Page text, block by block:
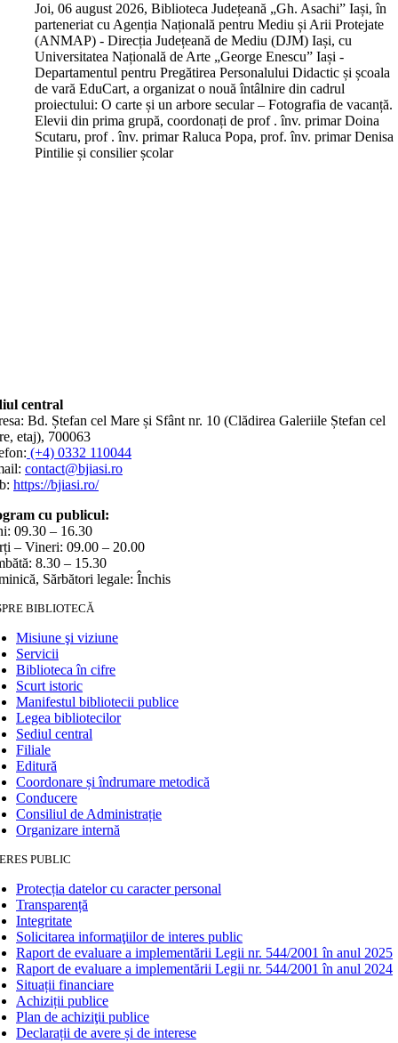
Joi, 06 august 2026, Biblioteca Județeană „Gh. Asachi” Iași, în
parteneriat cu Agenția Națională pentru Mediu și Arii Protejate
(ANMAP) - Direcția Județeană de Mediu (DJM) Iași, cu
Universitatea Națională de Arte „George Enescu” Iași -
Departamentul pentru Pregătirea Personalului Didactic și școala
de vară EduCart, a organizat o nouă întâlnire din cadrul
proiectului: O carte și un arbore secular – Fotografia de vacanță.
Elevii din prima grupă, coordonați de prof . înv. primar Doina
Scutaru, prof . înv. primar Raluca Popa, prof. înv. primar Denisa
Pintilie și consilier școlar
central
Bd. Ștefan cel Mare și Sfânt nr. 10 (Clădirea Galeriile Ștefan cel
etaj), 700063
(+4) 0332 110044
contact@bjiasi.ro
https://bjiasi.ro/
cu publicul:
09.30 – 16.30
– Vineri: 09.00 – 20.00
8.30 – 15.30
Sărbători legale: Închis
BIBLIOTECĂ
Misiune şi viziune
Servicii
Biblioteca în cifre
Scurt istoric
Manifestul bibliotecii publice
Legea bibliotecilor
Sediul central
Filiale
Editură
Coordonare și îndrumare metodică
Conducere
Consiliul de Administrație
Organizare internă
PUBLIC
Protecția datelor cu caracter personal
Transparență
Integritate
Solicitarea informaţiilor de interes public
Raport de evaluare a implementării Legii nr. 544/2001 în anul 2025
Raport de evaluare a implementării Legii nr. 544/2001 în anul 2024
Situații financiare
Achiziții publice
Plan de achiziţii publice
Declarații de avere și de interese